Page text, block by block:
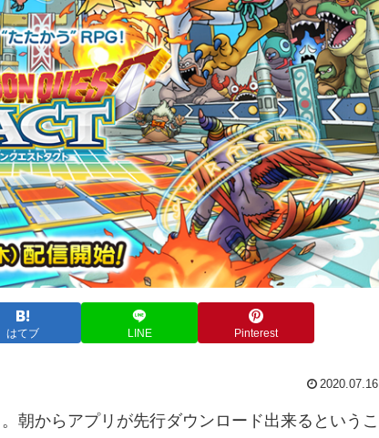
はてブ LINE Pinterest
2020.07.16
。朝からアプリが先行ダウンロード出来るというこ